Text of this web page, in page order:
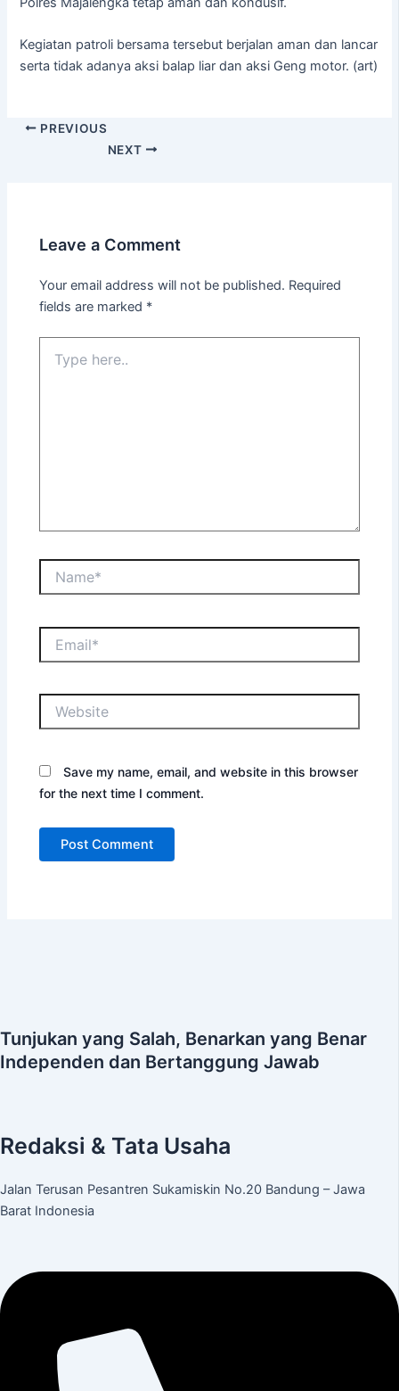
Kegiatan patroli bersama tersebut berjalan aman dan lancar
serta tidak adanya aksi balap liar dan aksi Geng motor. (art)
PREVIOUS
NEXT
Leave a Comment
Your email address will not be published. Required
fields are marked *
here..
Save my name, email, and website in this browser
for the next time I comment.
Tunjukan yang Salah, Benarkan yang Benar
Independen dan Bertanggung Jawab
Redaksi & Tata Usaha
Jalan Terusan Pesantren Sukamiskin No.20 Bandung – Jawa
Barat Indonesia